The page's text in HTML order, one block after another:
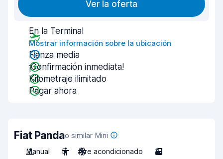
Ver la oferta
En la Terminal
Mostrar información sobre la ubicación
Fianza media
¡Confirmación inmediata!
Kilometraje ilimitado
Pagar ahora
Fiat Pandao similar Mini
Manual
5 Aire acondicionado 3